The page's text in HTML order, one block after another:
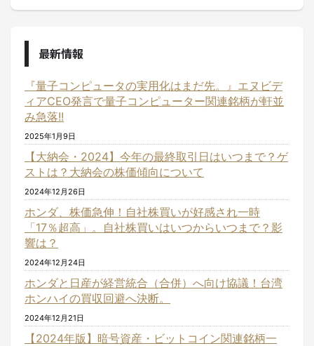
最新情報
『量子コンピュータの実用化はまだ先。』エヌビデ
ィアCEO発言で量子コンピューター関連銘柄が軒並
み急落!!
2025年1月9日
【大納会・2024】今年の最終取引日はいつまで？ゲ
ストは？大納会の株価傾向について
2024年12月26日
ホンダ、株価急伸！自社株買いが好感され一時
「17％超高」。自社株買いはいつからいつまで？影
響は？
2024年12月24日
ホンダと日産が経営統合（合併）へ向け協議！台湾
ホンハイの買収回避へ決断。
2024年12月21日
【2024年版】暗号資産・ビットコイン関連銘柄一